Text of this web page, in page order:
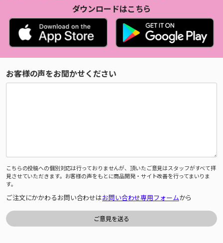
ダウンロードはこちら
お客様の声をお聞かせください
こちらの投稿への個別対応は行っておりませんが、頂いたご意見はスタッフがすべて拝
見させていただきます。お客様の声をもとに商品開発・サイト改善を行ってまいりま
す。
ご注文にかかわるお問い合わせはお問い合わせ専用フォームから